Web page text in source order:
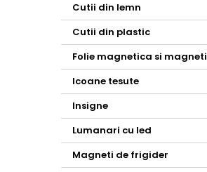
Cutii din lemn
Cutii din plastic
Folie magnetica si magneti
Icoane tesute
Insigne
Lumanari cu led
Magneti de frigider